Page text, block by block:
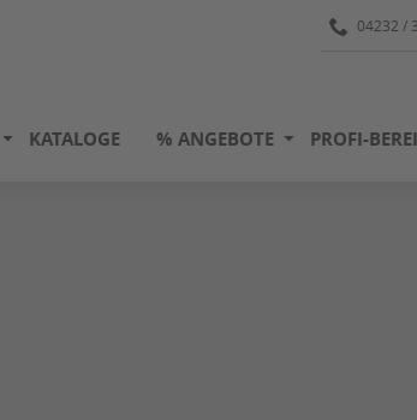
04232 /
KATALOGE % ANGEBOTE PROFI-